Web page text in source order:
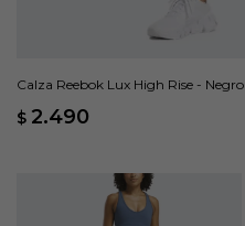
Calza Reebok Lux High Rise - Negro
$ 2.490